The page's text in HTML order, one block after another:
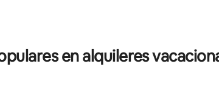
en alquileres